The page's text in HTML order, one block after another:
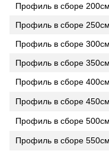
Профиль в сборе
Профиль в сборе
Профиль в сборе
Профиль в сборе
Профиль в сборе
Профиль в сборе
Профиль в сборе
Профиль в сборе